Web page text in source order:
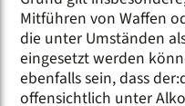
Mitführen von Waffen
die unter Umständen
eingesetzt werden
ebenfalls sein, dass
offensichtlich unter